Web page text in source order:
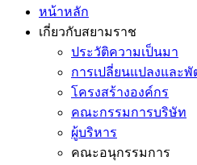
Primary
Menu
Skip
content
หน้าหลัก
เกี่ยวกับสยามราช
ประวัติความเป็นมา
การเปลี่ยนแปลงและ
โครงสร้างองค์กร
คณะกรรมการบริษัท
ผู้บริหาร
คณะอนุกรรมการ